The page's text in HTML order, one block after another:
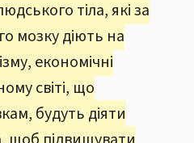
тіла, які за
мозку діють на
економічні
світі, що
будуть діяти